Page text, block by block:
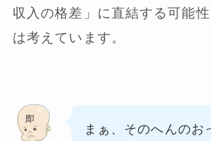
収入の格差」に直結する可能
は考えています。
まぁ、そのへんのお